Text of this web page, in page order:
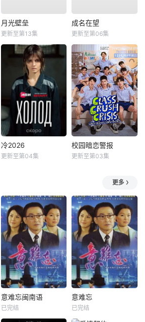
月光壁垒
更新至第13集
成名在望
更新至第06集
冷2026
更新至第04集
校园暗恋警报
更新至第03集
更多
意难忘闽南语
已完结
意难忘
已完结